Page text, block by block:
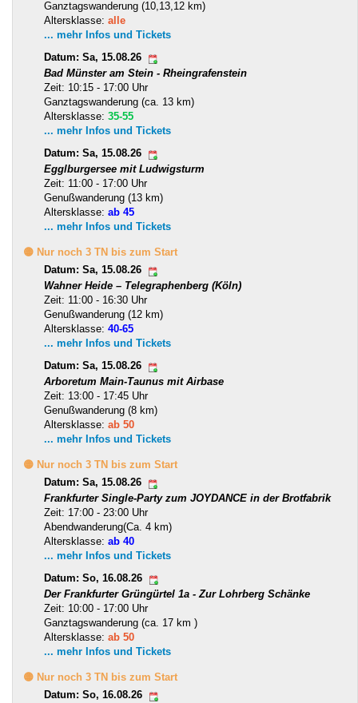
Ganztagswanderung (10,13,12 km)
Altersklasse: alle
... mehr Infos und Tickets
Datum: Sa, 15.08.26
Bad Münster am Stein - Rheingrafenstein
Zeit: 10:15 - 17:00 Uhr
Ganztagswanderung (ca. 13 km)
Altersklasse: 35-55
... mehr Infos und Tickets
Datum: Sa, 15.08.26
Egglburgersee mit Ludwigsturm
Zeit: 11:00 - 17:00 Uhr
Genußwanderung (13 km)
Altersklasse: ab 45
... mehr Infos und Tickets
🟡 Nur noch 3 TN bis zum Start
Datum: Sa, 15.08.26
Wahner Heide – Telegraphenberg (Köln)
Zeit: 11:00 - 16:30 Uhr
Genußwanderung (12 km)
Altersklasse: 40-65
... mehr Infos und Tickets
Datum: Sa, 15.08.26
Arboretum Main-Taunus mit Airbase
Zeit: 13:00 - 17:45 Uhr
Genußwanderung (8 km)
Altersklasse: ab 50
... mehr Infos und Tickets
🟡 Nur noch 3 TN bis zum Start
Datum: Sa, 15.08.26
Frankfurter Single-Party zum JOYDANCE in der Brotfabrik
Zeit: 17:00 - 23:00 Uhr
Abendwanderung(Ca. 4 km)
Altersklasse: ab 40
... mehr Infos und Tickets
Datum: So, 16.08.26
Der Frankfurter Grüngürtel 1a - Zur Lohrberg Schänke
Zeit: 10:00 - 17:00 Uhr
Ganztagswanderung (ca. 17 km )
Altersklasse: ab 50
... mehr Infos und Tickets
🟡 Nur noch 3 TN bis zum Start
Datum: So, 16.08.26